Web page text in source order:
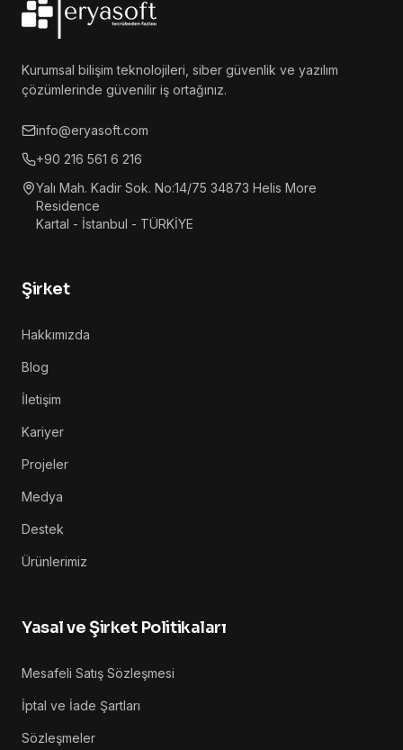
Kurumsal bilişim teknolojileri, siber güvenlik ve yazılım
çözümlerinde güvenilir iş ortağınız.
info@eryasoft.com
+90 216 561 6 216
Yalı Mah. Kadir Sok. No:14/75 34873 Helis More
Residence
Kartal - İstanbul - TÜRKİYE
Şirket
Hakkımızda
Blog
İletişim
Kariyer
Projeler
Medya
Destek
Ürünlerimiz
Yasal ve Şirket Politikaları
Mesafeli Satış Sözleşmesi
İptal ve İade Şartları
Sözleşmeler